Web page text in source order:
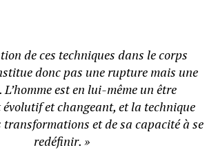
de ces techniques dans le corps
donc pas une rupture mais une
est en lui-même un être
et changeant, et la technique
transformations et de sa capacité à se
redéfinir. »